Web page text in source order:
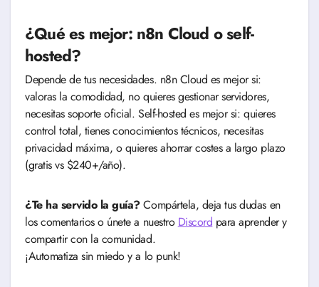
¿Qué es mejor: n8n Cloud o self-
hosted?
Depende de tus necesidades. n8n Cloud es mejor si:
valoras la comodidad, no quieres gestionar servidores,
necesitas soporte oficial. Self-hosted es mejor si: quieres
control total, tienes conocimientos técnicos, necesitas
privacidad máxima, o quieres ahorrar costes a largo plazo
(gratis vs $240+/año).
¿Te ha servido la guía?Compártela, deja tus dudas en
los comentarios o únete a nuestro Discord para aprender y
compartir con la comunidad.
¡Automatiza sin miedo y a lo punk!